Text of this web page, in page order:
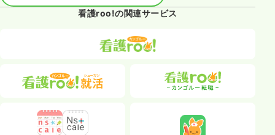
看護roo!の関連サービス